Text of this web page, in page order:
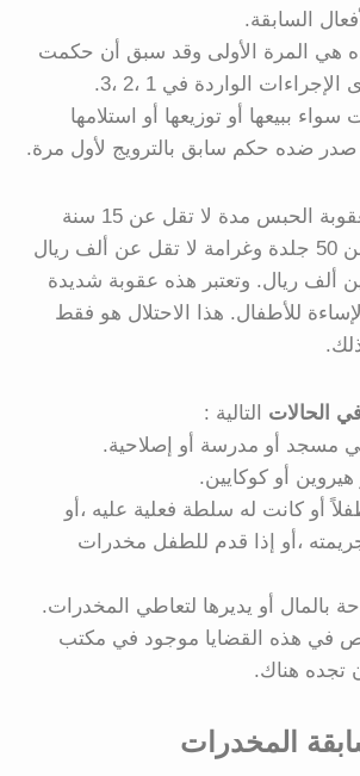
هي المرة الأولى وقد سبق أن حكمت
الواردة في 1 ،2 ،3.
سواء ببيعها أو توزيعها أو استلامها
ضده حكم سابق بالترويج لأول مرة.
ولأول مرة تكون العقوبة الحبس مدة لا تقل عن 15 سنة
والجلد بما لا يزيد عن 50 جلدة وغرامة لا تقل عن ألف ريال
ألف ريال. وتعتبر هذه عقوبة شديدة
للأطفال. هذا الاحتلال هو فقط
الحالات التالية :
مسجد أو مدرسة أو إصلاحية.
أو كوكايين.
أو كانت له سلطة فعلية عليه ،أو
،أو إذا قدم للطفل مخدرات
في هذه القضايا موجود في مكتب
تجده هناك.
المخدرات